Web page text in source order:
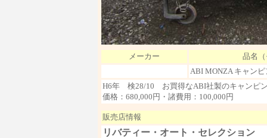
メーカー
品名
ABI MONZA キャン
H6年 検28/10 お買得なABI社製のキャンピン
価格：680,000円・諸費用：100,000円
販売店情報
リバティー・オート・セレクション